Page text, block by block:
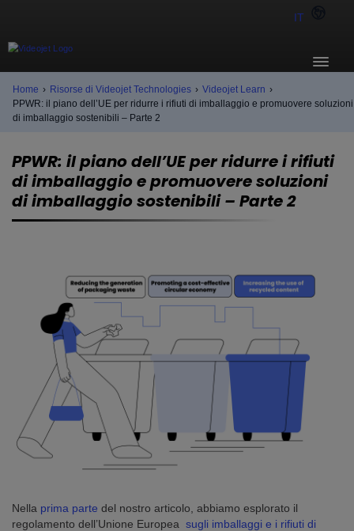
IT
Home › Risorse di Videojet Technologies › Videojet Learn ›
PPWR: il piano dell’UE per ridurre i rifiuti di imballaggio e promuovere soluzioni
di imballaggio sostenibili – Parte 2
PPWR: il piano dell’UE per ridurre i rifiuti
di imballaggio e promuovere soluzioni
di imballaggio sostenibili – Parte 2
Nella prima parte del nostro articolo, abbiamo esplorato il
regolamento dell’Unione Europea sugli imballaggi e i rifiuti di